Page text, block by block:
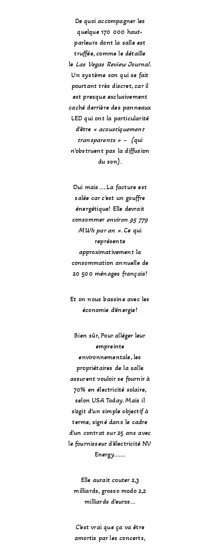
De quoi accompagner les
quelque 170 000 haut-
parleurs dont la salle est
truffée, comme le détaille
le Las Vegas Review Journal.
Un système son qui se fait
pourtant très discret, car il
est presque exclusivement
caché derrière des panneaux
LED qui ont la particularité
d’être « acoustiquement
transparents » – (qui
n’obstruent pas la diffusion
du son).
Oui mais…..La facture est
salée car c’est un gouffre
énergétique! Elle devrait
consommer environ 95 779
MWh par an ». Ce qui
représente
approximativement la
consommation annuelle de
20 500 ménages français!
Et on nous bassine avec les
économie d’énergie!
Bien sûr, Pour alléger leur
empreinte
environnementale, les
propriétaires de la salle
assurent vouloir se fournir à
70% en électricité solaire,
selonUSA Today. Mais il
s’agit d’un simple objectif à
terme, signé dans le cadre
d’un contrat sur 25 ans avec
le fournisseur d’électricité NV
Energy…….
Elle aurait couter 2,3
milliards, grosso modo 2,2
milliards d’euros…
C’est vrai que ça va être
amortis par les concerts,